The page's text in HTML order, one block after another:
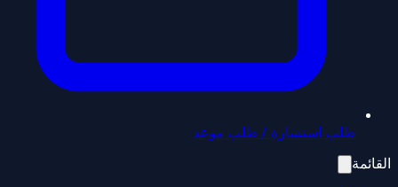
طلب استشارة / طلب موعد
القائمة